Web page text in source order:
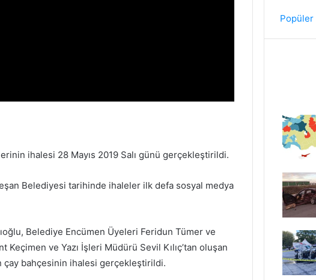
ihalesi 28 Mayıs 2019 Salı günü gerçekleştirildi.
Belediyesi tarihinde ihaleler ilk defa sosyal medya
Belediye Encümen Üyeleri Feridun Tümer ve
ve Yazı İşleri Müdürü Sevil Kılıç’tan oluşan
çay bahçesinin ihalesi gerçekleştirildi.
Popüler